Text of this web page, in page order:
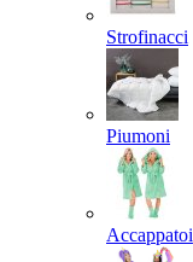
Strofinacci
Piumoni
Accappatoi